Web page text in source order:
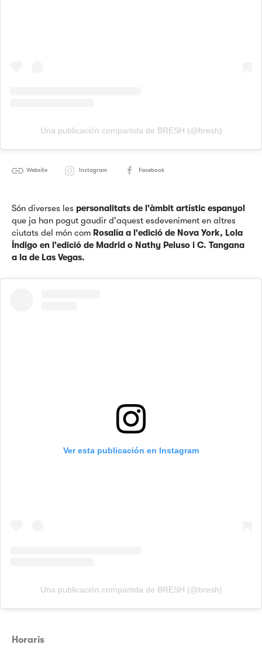
Una publicación compartida de BRESH (@bresh)
Website Instagram Facebook
Són diverses les personalitats de l'àmbit artístic espanyol
que ja han pogut gaudir d'aquest esdeveniment en altres
ciutats del món com Rosalía a l'edició de Nova York, Lola
Índigo en l'edició de Madrid o Nathy Peluso i C. Tangana
a la de Las Vegas.
Ver esta publicación en Instagram
Una publicación compartida de BRESH (@bresh)
Horaris